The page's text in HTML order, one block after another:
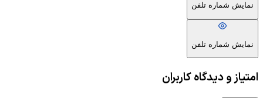
نمایش شماره تلفن
نمایش شماره تلفن
امتیاز و دیدگاه کاربران